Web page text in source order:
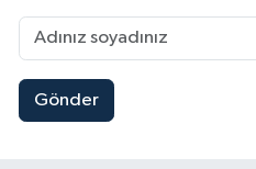
Gönder